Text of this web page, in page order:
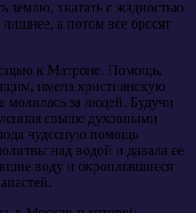
землю, хватать с жадностью
а потом все бросят
к Матроне. Помощь,
имела христианскую
молилась за людей. Будучи
свыше духовными
чудесную помощь
над водой и давала ее
воду и окроплявшиеся